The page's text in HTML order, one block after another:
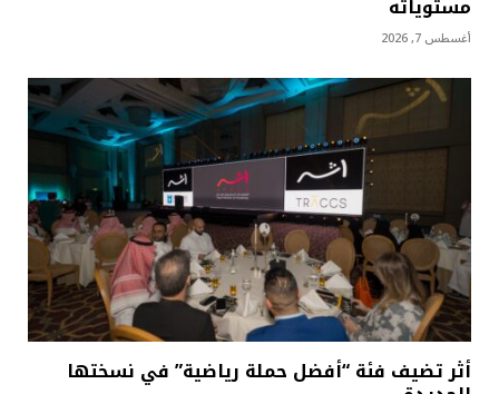
مستوياته
أغسطس 7, 2026
أثر تضيف فئة “أفضل حملة رياضية” في نسختها